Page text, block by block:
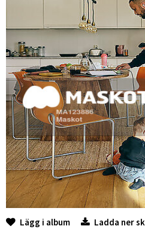
Lägg i album Ladda ner